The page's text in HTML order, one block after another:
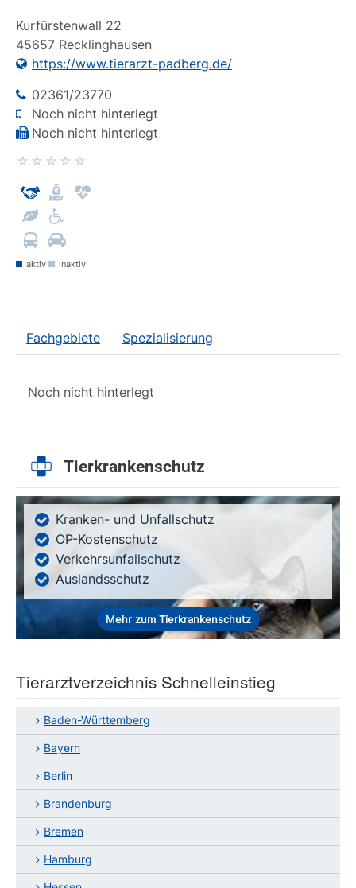
Kurfürstenwall 22
45657 Recklinghausen
https://www.tierarzt-padberg.de/
02361/23770
Noch nicht hinterlegt
Noch nicht hinterlegt
aktiv inaktiv
Fachgebiete Spezialisierung
Noch nicht hinterlegt
Tierkrankenschutz
Kranken- und Unfallschutz
OP-Kostenschutz
Verkehrsunfallschutz
Auslandsschutz
Mehr zum Tierkrankenschutz
Tierarztverzeichnis Schnelleinstieg
Baden-Württemberg
Bayern
Berlin
Brandenburg
Bremen
Hamburg